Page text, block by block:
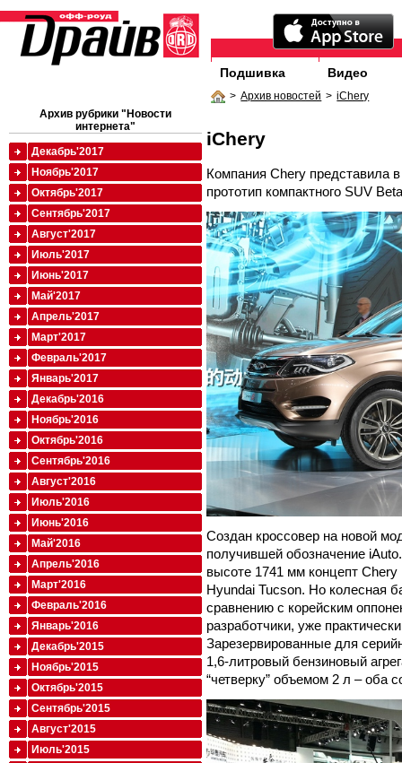
Подшивка Видео
> Архив новостей > iChery
iChery
Компания Chery представила
прототип компактного SUV
Создан кроссовер на новой
получившей обозначение
высоте 1741 мм концепт
Hyundai Tucson. Но колесная
сравнению с корейским
разработчики, уже
Зарезервированные для
1,6-литровый бензиновый
“четверку” объемом 2 л – оба
Архив рубрики "Новости
интернета"
Декабрь'2017
Ноябрь'2017
Октябрь'2017
Сентябрь'2017
Август'2017
Июль'2017
Июнь'2017
Май'2017
Апрель'2017
Март'2017
Февраль'2017
Январь'2017
Декабрь'2016
Ноябрь'2016
Октябрь'2016
Сентябрь'2016
Август'2016
Июль'2016
Июнь'2016
Май'2016
Апрель'2016
Март'2016
Февраль'2016
Январь'2016
Декабрь'2015
Ноябрь'2015
Октябрь'2015
Сентябрь'2015
Август'2015
Июль'2015